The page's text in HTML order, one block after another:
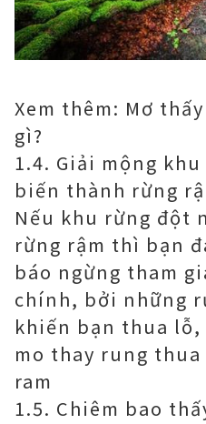
Xem thêm: Mơ
gì?
1.4. Giải mộng
biến thành rừng
Nếu khu rừng đột
rừng rậm thì bạn
báo ngừng tham
chính, bởi những
khiến bạn thua lỗ,
mo thay rung
ram
1.5. Chiêm bao